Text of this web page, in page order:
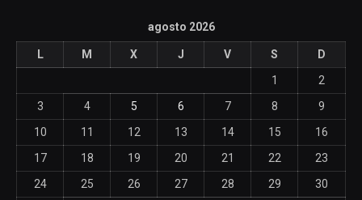
agosto 2026
L M X J V S
D
1
2
3
4 5 6 7 8
9
10
11 12 13 14 15
16
17
18 19 20 21 22
23
24
25 26 27 28 29
30